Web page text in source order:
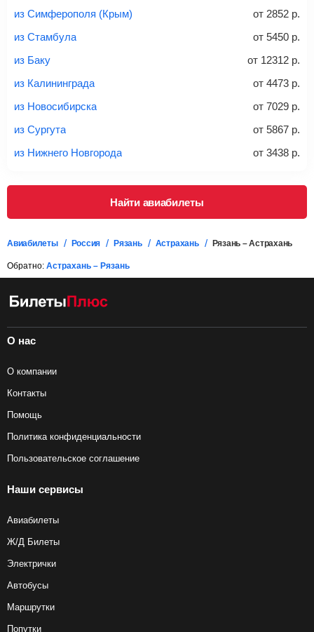
Найти билеты с багажом
*При необходимости багаж оплачивается отдельно при
регистрации на рейс, в среднем
правило, сразу купить билет с багажом дешевле, чем
дополнительно оплачивать его в аэропорту.
Важно:При покупке билета рекомендуем внимательно
проверять на официальном сайте продавца, включен ли
багаж в стоимость.
Подробная информация о перевозке багажа и его габаритах
из Симферополя (Крым)
от 2852 р.
из Стамбула
от 5450 р.
из Баку
от 12312 р.
из Калининграда
от 4473 р.
из Новосибирска
от 7029 р.
из Сургута
от 5867 р.
из Нижнего Новгорода
от 3438 р.
Найти авиабилеты
Авиабилеты Россия Рязань Астрахань Рязань – Астрахань
Обратно: Астрахань – Рязань
О нас
О компании
Контакты
Помощь
Политика конфиденциальности
Пользовательское соглашение
Наши сервисы
Авиабилеты
Ж/Д Билеты
Электрички
Автобусы
Маршрутки
Попутки